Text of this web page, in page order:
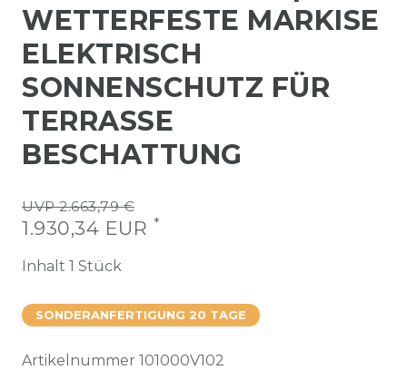
WETTERFESTE MARKISE
ELEKTRISCH
SONNENSCHUTZ FÜR
TERRASSE
BESCHATTUNG
UVP 2.663,79 €
1.930,34 EUR *
Inhalt 1 Stück
SONDERANFERTIGUNG 20 TAGE
Artikelnummer 101000V102